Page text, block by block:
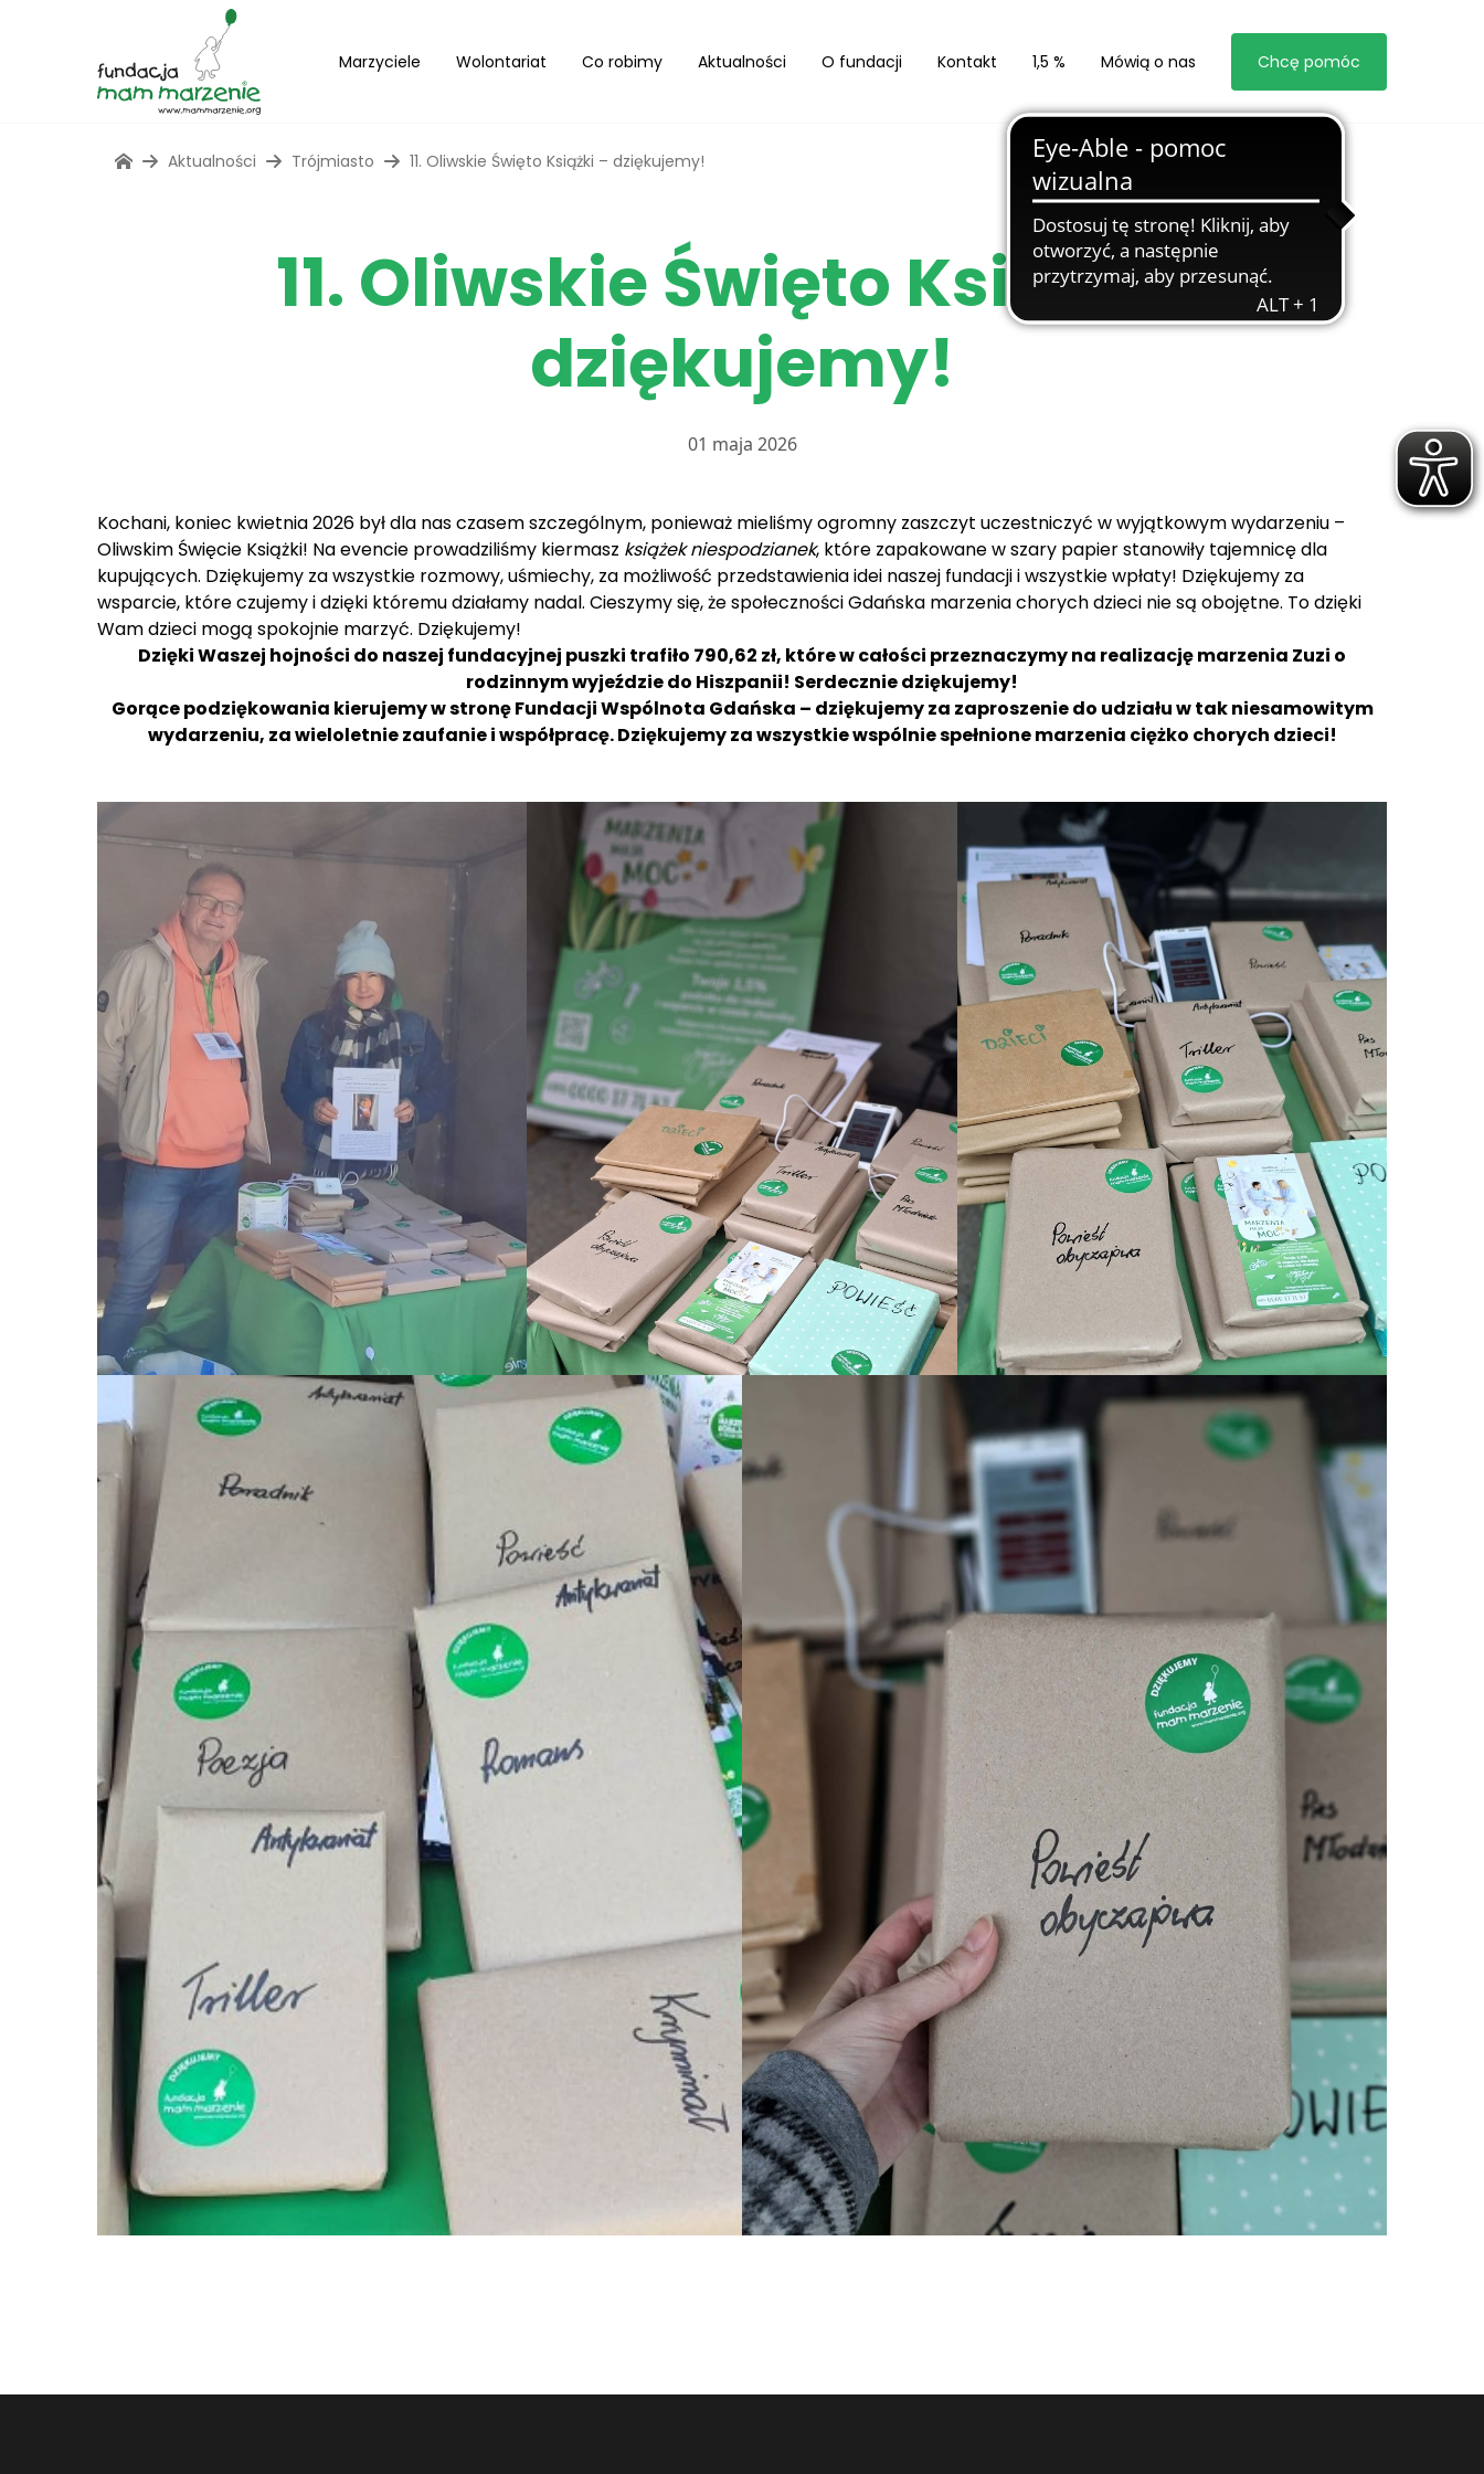
Marzyciele Wolontariat Co robimy Aktualności O fundacji Kontakt 1,5 % Mówią o nas Chcę pomóc
Aktualności Trójmiasto 11. Oliwskie Święto Książki – dziękujemy!
11. Oliwskie Święto Książki –
dziękujemy!
01 maja 2026
Kochani, koniec kwietnia 2026 był dla nas czasem szczególnym, ponieważ mieliśmy ogromny zaszczyt uczestniczyć w wyjątkowym wydarzeniu –
Oliwskim Święcie Książki! Na evencie prowadziliśmy kiermasz książek niespodzianek, które zapakowane w szary papier stanowiły tajemnicę dla
kupujących. Dziękujemy za wszystkie rozmowy, uśmiechy, za możliwość przedstawienia idei naszej fundacji i wszystkie wpłaty! Dziękujemy za
wsparcie, które czujemy i dzięki któremu działamy nadal. Cieszymy się, że społeczności Gdańska marzenia chorych dzieci nie są obojętne. To dzięki
Wam dzieci mogą spokojnie marzyć. Dziękujemy!
Dzięki Waszej hojności do naszej fundacyjnej puszki trafiło 790,62 zł, które w całości przeznaczymy na realizację marzenia Zuzi o
rodzinnym wyjeździe do Hiszpanii! Serdecznie dziękujemy!
Gorące podziękowania kierujemy w stronę Fundacji Wspólnota Gdańska – dziękujemy za zaproszenie do udziału w tak niesamowitym
wydarzeniu, za wieloletnie zaufanie i współpracę. Dziękujemy za wszystkie wspólnie spełnione marzenia ciężko chorych dzieci!